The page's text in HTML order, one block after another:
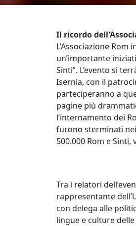
Il ricordo
L’Associazione
un’importante
Sinti”. L’evento si
Isernia, con il
parteciperanno a
pagine più
l’internamento dei
furono sterminati
500.000 Rom e
Tra i relatori
rappresentante
con delega alle
lingue e culture